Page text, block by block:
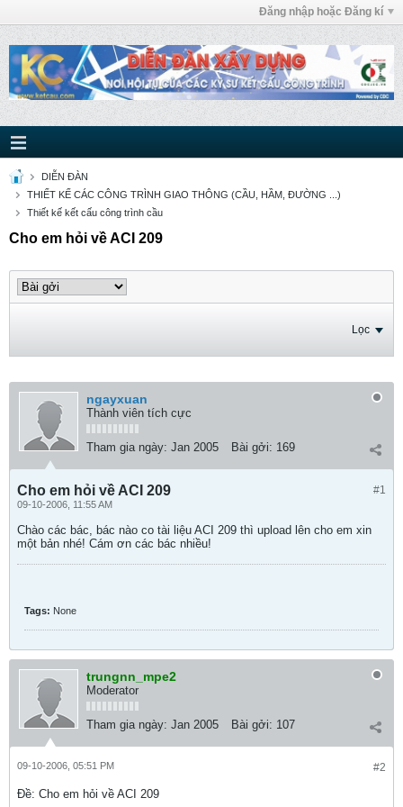
Đăng nhập hoặc Đăng kí
DIỄN ĐÀN
THIẾT KẾ CÁC CÔNG TRÌNH GIAO THÔNG (CẦU, HẦM, ĐƯỜNG ...)
Thiết kế kết cấu công trình cầu
Cho em hỏi về ACI 209
Lọc
ngayxuan
Thành viên tích cực
Tham gia ngày: Jan 2005 Bài gởi: 169
#1
Cho em hỏi về ACI 209
09-10-2006, 11:55 AM
Chào các bác, bác nào co tài liệu ACI 209 thì upload lên cho em xin
một bản nhé! Cám ơn các bác nhiều!
Tags: None
trungnn_mpe2
Moderator
Tham gia ngày: Jan 2005 Bài gởi: 107
#2
09-10-2006, 05:51 PM
Ðề: Cho em hỏi về ACI 209